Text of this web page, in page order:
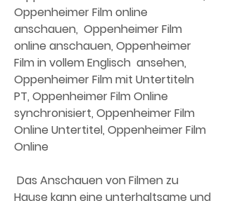
Oppenheimer Film online
anschauen,  Oppenheimer Film
online anschauen, Oppenheimer
Film in vollem Englisch  ansehen,
Oppenheimer Film mit Untertiteln
PT, Oppenheimer Film Online
synchronisiert, Oppenheimer Film
Online Untertitel, Oppenheimer Film
Online
Hause kann eine unterhaltsame und